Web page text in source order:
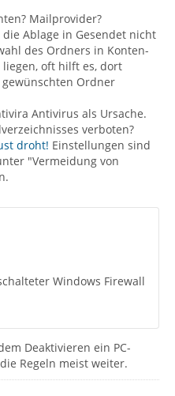
Mailprovider?
Ablage in Gesendet nicht
des Ordners in Konten-
oft hilft es, dort
Ordner
Antivirus als Ursache.
verboten?
droht! Einstellungen sind
"Vermeidung von
Windows Firewall
Deaktivieren ein PC-
Regeln meist weiter.